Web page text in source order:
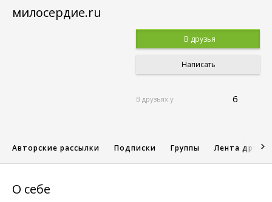
милосердие.ru
В друзья
Написать
В друзьях у 6
Авторские рассылки Подписки Группы Лента друзей
О себе